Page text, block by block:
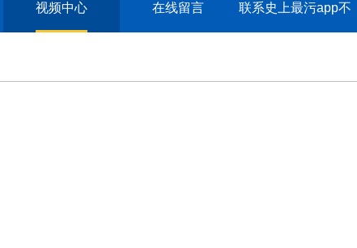
视频中心 在线留言 联系史上最污app不